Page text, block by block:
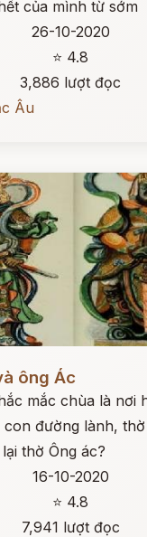
của mình từ sớm
26-10-2020
⭐ 4.8
3,886 lượt đọc
Âu
ông Ác
mắc chùa là nơi
đường lành,
thờ Ông ác?
16-10-2020
⭐ 4.8
7,941 lượt đọc